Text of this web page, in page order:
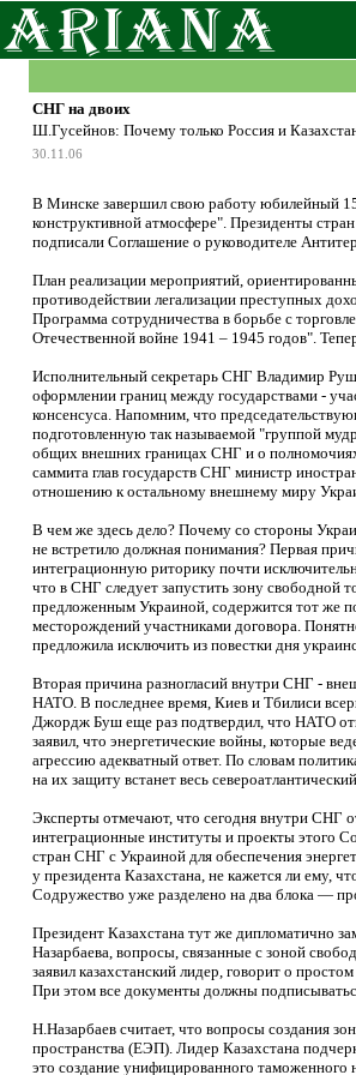
СНГ на двоих
Ш.Гусейнов: Почему только Россия и
30.11.06
В Минске завершил свою работу юбилейный
конструктивной атмосфере". Президенты
подписали Соглашение о руководителе
План реализации мероприятий,
противодействии легализации преступных
Программа сотрудничества в борьбе с
Отечественной войне 1941 – 1945 годов".
Исполнительный секретарь СНГ Владимир
оформлении границ между государствами -
консенсуса. Напомним, что
подготовленную так называемой "группой
общих внешних границах СНГ и о
саммита глав государств СНГ министр
отношению к остальному внешнему миру
В чем же здесь дело? Почему со стороны
не встретило должная понимания? Первая
интеграционную риторику почти
что в СНГ следует запустить зону свободной
предложенным Украиной, содержится тот же
месторождений участниками договора.
предложила исключить из повестки дня
Вторая причина разногласий внутри СНГ -
НАТО. В последнее время, Киев и Тбилиси
Джордж Буш еще раз подтвердил, что НАТО
заявил, что энергетические войны, которые
агрессию адекватный ответ. По словам
на их защиту встанет весь
Эксперты отмечают, что сегодня внутри СНГ
интеграционные институты и проекты этого
стран СНГ с Украиной для обеспечения
у президента Казахстана, не кажется ли ему,
Содружество уже разделено на два блока —
Президент Казахстана тут же дипломатично
Назарбаева, вопросы, связанные с зоной
заявил казахстанский лидер, говорит о
При этом все документы должны
Н.Назарбаев считает, что вопросы создания
пространства (ЕЭП). Лидер Казахстана
это создание унифицированного таможенного